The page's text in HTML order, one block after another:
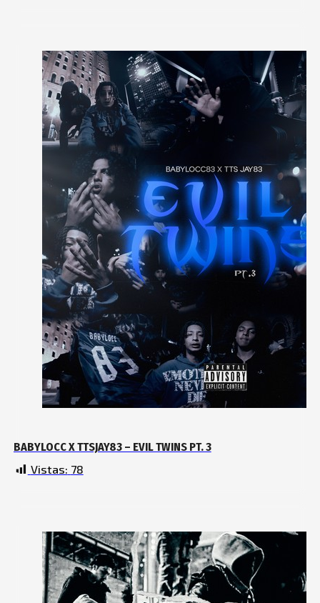
BABYLOCC X TTSJAY83 – EVIL TWINS PT. 3
Vistas: 78